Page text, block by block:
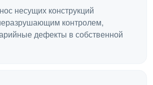
несущих конструкций
контролем,
дефекты в собственной